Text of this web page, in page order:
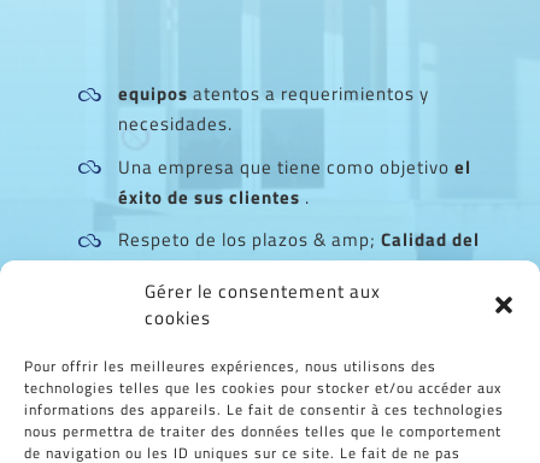
Gérer le consentement aux
cookies
Pour offrir les meilleures expériences, nous utilisons des
technologies telles que les cookies pour stocker et/ou accéder aux
informations des appareils. Le fait de consentir à ces technologies
nous permettra de traiter des données telles que le comportement
de navigation ou les ID uniques sur ce site. Le fait de ne pas
equipos atentos a requerimientos y
necesidades.
Una empresa que tiene como objetivo el
éxito de sus clientes .
Respeto de los plazos & amp; Calidad del
trabajo realizado.
Ser losmejores
¡Avanzando, mejorando para nuestros
clientes, nuestros empleados y nuestra